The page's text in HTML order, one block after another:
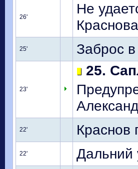
26'
Не
25' Заброс
23'
25.
22' Краснов
22' Дальний